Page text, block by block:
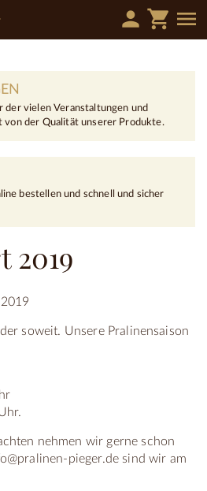
person shopping_cart menu
der vielen Veranstaltungen und
von der Qualität unserer Produkte.
bestellen und schnell und sicher
2019
soweit. Unsere Pralinensaison
nehmen wir gerne schon
pieger.de sind wir am